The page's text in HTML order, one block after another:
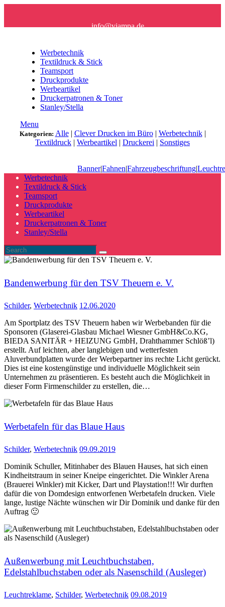
info@viampa.de
Werbetechnik
Textildruck & Stick
Teamsport
Druckprodukte
Werbeartikel
Druckerpatronen & Toner
Stanley/Stella
Menu
Kategorien: Alle| Clever Drucken im Büro| Werbetechnik|
Textildruck | Werbeartikel | Druckerei | Sonstiges
Banner|Fahnen|Fahrzeugbeschriftung|
Werbetechnik
Textildruck & Stick
Teamsport
Druckprodukte
Werbeartikel
Druckerpatronen & Toner
Stanley/Stella
Bandenwerbung für den TSV Theuern e. V.
Schilder, Werbetechnik 12.06.2020
Am Sportplatz des TSV Theuern haben wir Werbebanden für die
Sponsoren (Glaserei-Glasbau Michael Wiesner GmbH&Co.KG,
BIEDA SANITÄR + HEIZUNG GmbH, Drahthammer Schlöß’l)
erstellt. Auf leichten, aber langlebigen und wetterfesten
Aluverbundplatten wurde der Werbepartner ins rechte Licht gerückt.
Dies ist eine kostengünstige und individuelle Möglichkeit sein
Unternehmen zu präsentieren. Es besteht auch die Möglichkeit in
dieser Form Firmenschilder zu erstellen, die…
Werbetafeln für das Blaue Haus
Schilder, Werbetechnik 09.09.2019
Dominik Schuller, Mitinhaber des Blauen Hauses, hat sich einen
Kindheitstraum in seiner Kneipe eingerichtet. Die Winkler Arena
(Brauerei Winkler) mit Kicker, Dart und Playstation!!! Wir durften
dafür die von Domdesign entworfenen Werbetafeln drucken. Viele
lange, lustige Nächte wünschen wir Dir Dominik und danke für den
Auftrag 🙂
Außenwerbung mit Leuchtbuchstaben,
Edelstahlbuchstaben oder als Nasenschild (Ausleger)
Leuchtreklame, Schilder, Werbetechnik 09.08.2019